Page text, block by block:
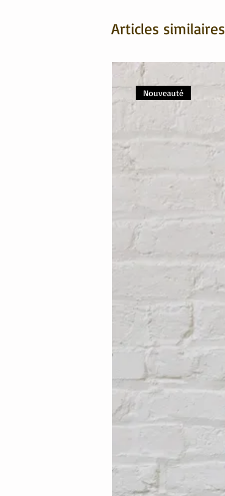
Articles similaires
Nouveauté